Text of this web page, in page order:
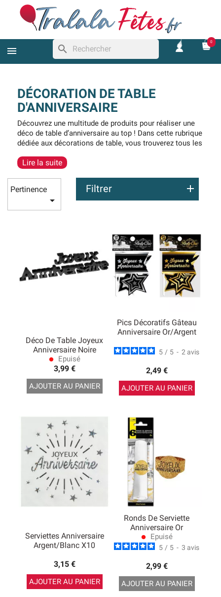
search
0
DÉCORATION DE TABLE
D'ANNIVERSAIRE
Découvrez une multitude de produits pour réaliser une
déco de table d’anniversaire au top ! Dans cette rubrique
dédiée aux décorations de table, vous trouverez tous les
bougies, centres de table, marque-places, nappes et
existent en de nombreuses couleurs (bleu, rouge, rose
gold, or, argent rose, vert, noir blanc) et s’adapte pour
tous les âges 18, 20, 30, 40, 50, 60, 70 ou 80 ans et plus.
N’attendez plus pour préparer votre table !
Lire la suite
Pertinence

Filtrer
Déco De Table Joyeux
Anniversaire Noire
lens Epuisé
3,99 €
AJOUTER AU PANIER
Pics Décoratifs Gâteau
Anniversaire Or/Argent
5 / 5 - 2 avis
2,49 €
AJOUTER AU PANIER
Serviettes Anniversaire
Argent/Blanc X10
3,15 €
AJOUTER AU PANIER
Ronds De Serviette
Anniversaire Or
lens Epuisé
5 / 5 - 3 avis
2,99 €
AJOUTER AU PANIER